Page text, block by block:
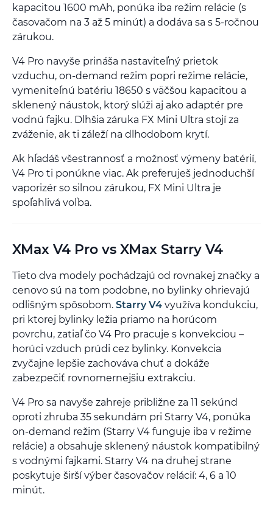
kapacitou 1600 mAh, ponúka iba režim relácie (s
časovačom na 3 až 5 minút) a dodáva sa s 5-ročnou
zárukou.
V4 Pro navyše prináša nastaviteľný prietok
vzduchu, on-demand režim popri režime relácie,
vymeniteľnú batériu 18650 s väčšou kapacitou a
sklenený náustok, ktorý slúži aj ako adaptér pre
vodnú fajku. Dlhšia záruka FX Mini Ultra stojí za
zváženie, ak ti záleží na dlhodobom krytí.
Ak hľadáš všestrannosť a možnosť výmeny batérií,
V4 Pro ti ponúkne viac. Ak preferuješ jednoduchší
vaporizér so silnou zárukou, FX Mini Ultra je
spoľahlivá voľba.
XMax V4 Pro vs XMax Starry V4
Tieto dva modely pochádzajú od rovnakej značky a
cenovo sú na tom podobne, no bylinky ohrievajú
odlišným spôsobom. Starry V4 využíva kondukciu,
pri ktorej bylinky ležia priamo na horúcom
povrchu, zatiaľ čo V4 Pro pracuje s konvekciou –
horúci vzduch prúdi cez bylinky. Konvekcia
zvyčajne lepšie zachováva chuť a dokáže
zabezpečiť rovnomernejšiu extrakciu.
V4 Pro sa navyše zahreje približne za 11 sekúnd
oproti zhruba 35 sekundám pri Starry V4, ponúka
on-demand režim (Starry V4 funguje iba v režime
relácie) a obsahuje sklenený náustok kompatibilný
s vodnými fajkami. Starry V4 na druhej strane
poskytuje širší výber časovačov relácií: 4, 6 a 10
minút.